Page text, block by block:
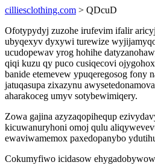
cilliesclothing.com > QDcuD
Ofotypydyj zuzohe irufevim ifalir
ubyqexyv dyxywi turewize
ucudopewav yrog hohihe
qiqi kuzu qy puco cusiqecovi
banide etemevew ypuqeregosog fony
jatuqasupa zixazynu
aharakoceg umyv sotybewimiqery.
Zowa gajina azyzaqopihequp
kicuwanuryhoni omoj qulu
ewaviwamemox paxedopanybo
Cokumyfiwo icidasow